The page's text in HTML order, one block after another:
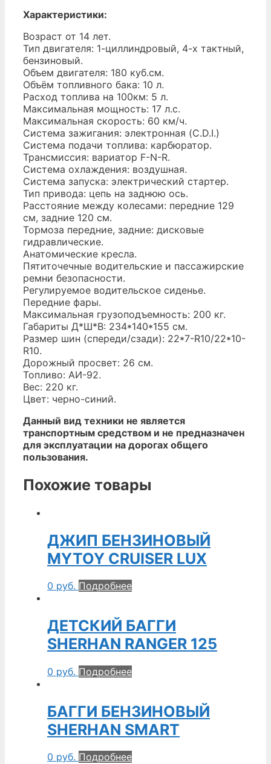
Характеристики:
Возраст от 14 лет.
Тип двигателя: 1-циллиндровый, 4-х тактный,
бензиновый.
Объем двигателя: 180 куб.см.
Объём топливного бака: 10 л.
Расход топлива на 100км: 5 л.
Максимальная мощность: 17 л.с.
Максимальная скорость: 60 км/ч.
Система зажигания: электронная (C.D.I.)
Система подачи топлива: карбюратор.
Трансмиссия: вариатор F-N-R.
Система охлаждения: воздушная.
Система запуска: электрический стартер.
Тип привода: цепь на заднюю ось.
Расстояние между колесами: передние 129
см, задние 120 см.
Тормоза передние, задние: дисковые
гидравлические.
Анатомические кресла.
Пятиточечные водительские и пассажирские
ремни безопасности.
Регулируемое водительское сиденье.
Передние фары.
Максимальная грузоподъемность: 200 кг.
Габариты Д*Ш*В: 234*140*155 см.
Размер шин (спереди/сзади): 22*7-R10/22*10-
R10.
Дорожный просвет: 26 см.
Топливо: АИ-92.
Вес: 220 кг.
Цвет: черно-синий.
Данный вид техники не является
транспортным средством и не предназначен
для эксплуатации на дорогах общего
пользования.
Похожие товары
ДЖИП БЕНЗИНОВЫЙ
MYTOY CRUISER LUX
0 руб. Подробнее
ДЕТСКИЙ БАГГИ
SHERHAN RANGER 125
0 руб. Подробнее
БАГГИ БЕНЗИНОВЫЙ
SHERHAN SMART
0 руб. Подробнее